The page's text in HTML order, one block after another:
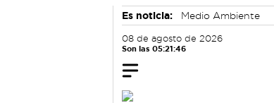
Es noticia: Medio Ambiente
08 de agosto de 2026
Son las 05:21:47